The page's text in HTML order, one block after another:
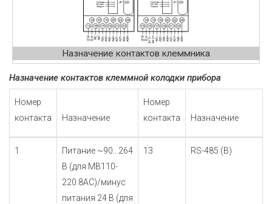
Назначение контактов клеммника
Назначение контактов клеммной колодки прибора
Номер
контакта
Назначение
Номер
контакта
Назначение
1
Питание ~90...264
В (для МВ110-
220.8АС)/минус
питания 24 В (для
13 RS-485 (B)